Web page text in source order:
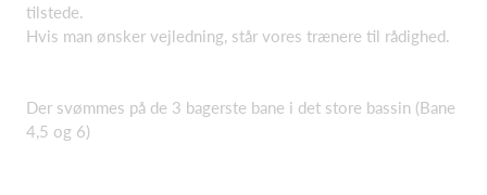
tilstede.
Hvis man ønsker vejledning, står vores trænere til rådighed.
Der svømmes på de 3 bagerste bane i det store bassin (Bane
4,5 og 6)